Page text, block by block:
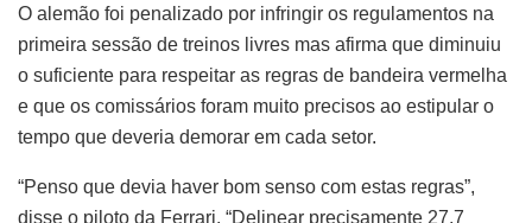
O alemão foi penalizado por infringir os regulamentos na
primeira sessão de treinos livres mas afirma que diminuiu
o suficiente para respeitar as regras de bandeira vermelha
e que os comissários foram muito precisos ao estipular o
tempo que deveria demorar em cada setor.
“Penso que devia haver bom senso com estas regras”,
disse o piloto da Ferrari. “Delinear precisamente 27,7